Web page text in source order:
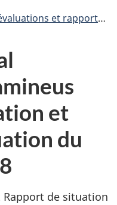
de situation du COSEPAC
et
du
Rapport de situation